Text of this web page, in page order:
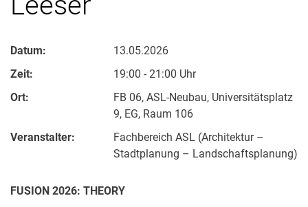
Datum:
13.05.2026
Zeit:
19:00 - 21:00 Uhr
Ort:
FB 06, ASL-Neubau, Universitätsplatz
9, EG, Raum 106
Veranstalter:
Fachbereich ASL (Architektur –
Stadtplanung – Landschaftsplanung)
FUSION 2026: THEORY